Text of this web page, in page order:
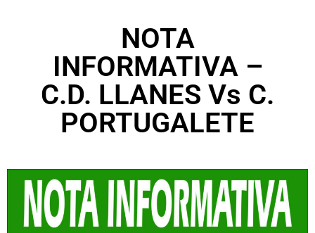
NOTA
INFORMATIVA –
C.D. LLANES Vs C.
PORTUGALETE